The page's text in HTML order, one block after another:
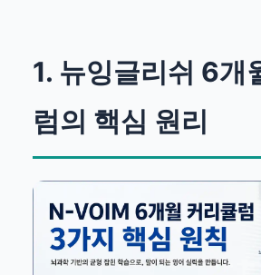
1. 뉴잉글리쉬 6개
럼의 핵심 원리